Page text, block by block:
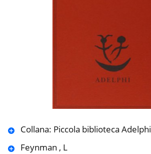
Collana: Piccola biblioteca Adelphi
Feynman , L